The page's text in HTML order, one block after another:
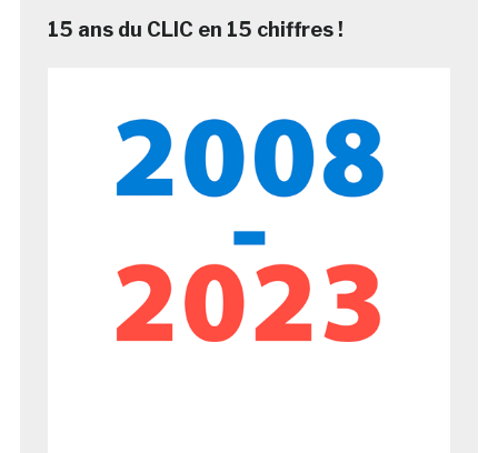
15 ans du CLIC en 15 chiffres !